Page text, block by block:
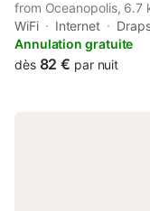
from Oceanopolis, 6.7
of Brest, as well as 10
property offers access
WiFi Internet
Annulation gratuite
dès 82 € par nuit